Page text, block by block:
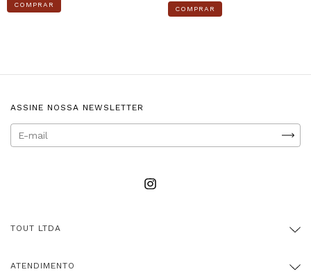
COMPRAR
COMPRAR
ASSINE NOSSA NEWSLETTER
TOUT LTDA
ATENDIMENTO